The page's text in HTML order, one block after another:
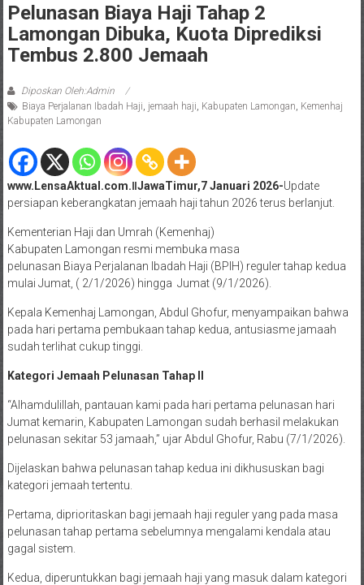
Pelunasan Biaya Haji Tahap 2
Lamongan Dibuka, Kuota Diprediksi
Tembus 2.800 Jemaah
Diposkan Oleh:Admin
Biaya Perjalanan Ibadah Haji jemaah haji Kabupaten Lamongan Kemenhaj
Kabupaten Lamongan
www.LensaAktual.com.ǁJawaTimur,7 Januari 2026-Update
persiapan keberangkatan jemaah haji tahun 2026 terus berlanjut.
Kementerian Haji dan Umrah (Kemenhaj)
Kabupaten Lamongan resmi membuka masa
pelunasan Biaya Perjalanan Ibadah Haji (BPIH) reguler tahap kedua
mulai Jumat, ( 2/1/2026) hingga Jumat (9/1/2026).
Kepala Kemenhaj Lamongan, Abdul Ghofur, menyampaikan bahwa
pada hari pertama pembukaan tahap kedua, antusiasme jamaah
sudah terlihat cukup tinggi.
Kategori Jemaah Pelunasan Tahap II
“Alhamdulillah, pantauan kami pada hari pertama pelunasan hari
Jumat kemarin, Kabupaten Lamongan sudah berhasil melakukan
pelunasan sekitar 53 jamaah,” ujar Abdul Ghofur, Rabu (7/1/2026).
Dijelaskan bahwa pelunasan tahap kedua ini dikhususkan bagi
kategori jemaah tertentu.
Pertama, diprioritaskan bagi jemaah haji reguler yang pada masa
pelunasan tahap pertama sebelumnya mengalami kendala atau
gagal sistem.
Kedua, diperuntukkan bagi jemaah haji yang masuk dalam kategori